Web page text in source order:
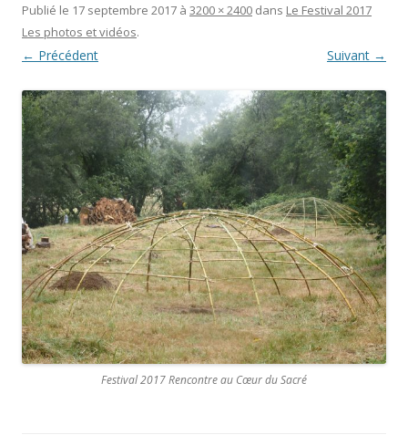
Publié le 17 septembre 2017 à 3200 × 2400 dans Le Festival 2017
Les photos et vidéos.
← Précédent Suivant →
Festival 2017 Rencontre au Cœur du Sacré